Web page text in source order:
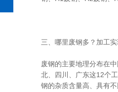
三、哪里废钢多？加工
废钢的主要地理分布在
北、四川、广东这12个
钢的杂质含量高、具有